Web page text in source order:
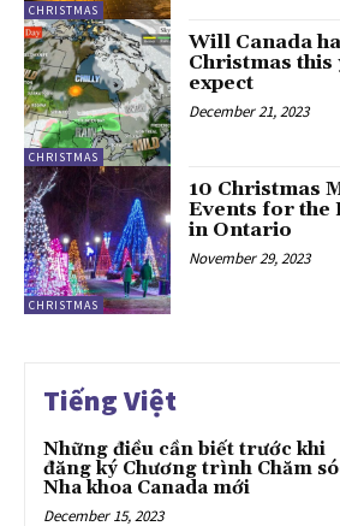
CHRISTMAS
CHRISTMAS
Will Canada
Christmas this
expect
December 21, 2023
CHRISTMAS
10 Christmas
Events for the
in Ontario
November 29, 2023
Tiếng Việt
Những điều cần biết trước khi
đăng ký Chương trình Chăm
Nha khoa Canada mới
December 15, 2023